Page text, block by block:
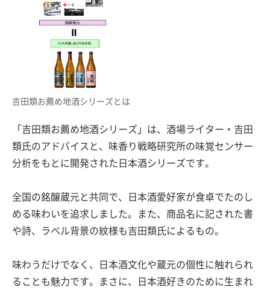
吉田類お薦め地酒シリーズとは
「吉田類お薦め地酒シリーズ」は、酒場ライター・吉田
類氏のアドバイスと、味香り戦略研究所の味覚センサー
分析をもとに開発された日本酒シリーズです。
全国の銘醸蔵元と共同で、日本酒愛好家が食卓でたのし
める味わいを追求しました。また、商品名に記された書
や詩、ラベル背景の紋様も吉田類氏によるもの。
味わうだけでなく、日本酒文化や蔵元の個性に触れられ
ることも魅力です。まさに、日本酒好きのために生まれ